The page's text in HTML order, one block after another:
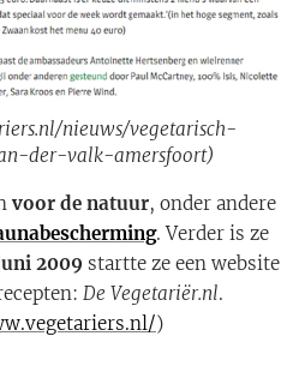
nieuws/vegetarisch-
der-valk-amersfoort)
voor de natuur, onder andere
. Verder is ze
2009 startte ze een website
De Vegetariër.nl.
)